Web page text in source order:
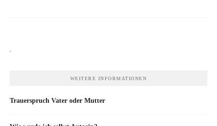
WEITERE INFORMATIONEN
Trauerspruch Vater oder Mutter